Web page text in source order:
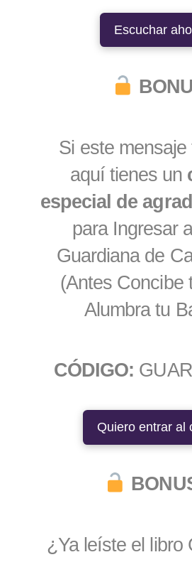
Escuchar
Si este mensaje
aquí tienes un
especial de
para Ingresar
Guardiana de
(Antes Concibe
Alumbra tu
CÓDIGO:
Quiero entrar al
¿Ya leíste el libro